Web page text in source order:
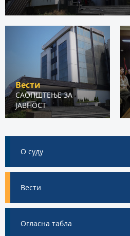
Вести
САОПШТЕЊЕ ЗА
ЈАВНОСТ
О суду
Вести
Огласна табла